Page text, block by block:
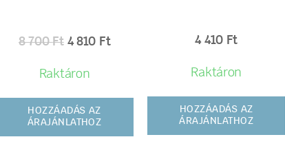
8 700Ft 4 810 Ft
Raktáron
HOZZÁADÁS AZ
ÁRAJÁNLATHOZ
4 410 Ft
Raktáron
HOZZÁADÁS AZ
ÁRAJÁNLATHOZ